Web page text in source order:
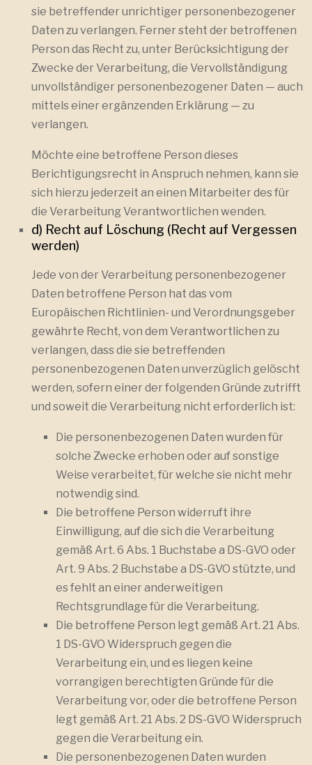
sie betreffender unrichtiger personenbezogener
Daten zu verlangen. Ferner steht der betroffenen
Person das Recht zu, unter Berücksichtigung der
Zwecke der Verarbeitung, die Vervollständigung
unvollständiger personenbezogener Daten — auch
mittels einer ergänzenden Erklärung — zu
verlangen.
Möchte eine betroffene Person dieses
Berichtigungsrecht in Anspruch nehmen, kann sie
sich hierzu jederzeit an einen Mitarbeiter des für
die Verarbeitung Verantwortlichen wenden.
d) Recht auf Löschung (Recht auf Vergessen
werden)
Jede von der Verarbeitung personenbezogener
Daten betroffene Person hat das vom
Europäischen Richtlinien- und Verordnungsgeber
gewährte Recht, von dem Verantwortlichen zu
verlangen, dass die sie betreffenden
personenbezogenen Daten unverzüglich gelöscht
werden, sofern einer der folgenden Gründe zutrifft
und soweit die Verarbeitung nicht erforderlich ist:
Die personenbezogenen Daten wurden für
solche Zwecke erhoben oder auf sonstige
Weise verarbeitet, für welche sie nicht mehr
notwendig sind.
Die betroffene Person widerruft ihre
Einwilligung, auf die sich die Verarbeitung
gemäß Art. 6 Abs. 1 Buchstabe a DS-GVO oder
Art. 9 Abs. 2 Buchstabe a DS-GVO stützte, und
es fehlt an einer anderweitigen
Rechtsgrundlage für die Verarbeitung.
Die betroffene Person legt gemäß Art. 21 Abs.
1 DS-GVO Widerspruch gegen die
Verarbeitung ein, und es liegen keine
vorrangigen berechtigten Gründe für die
Verarbeitung vor, oder die betroffene Person
legt gemäß Art. 21 Abs. 2 DS-GVO Widerspruch
gegen die Verarbeitung ein.
Die personenbezogenen Daten wurden